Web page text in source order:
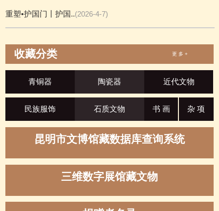
重塑•护国门丨护国..(2026-4-7)
收藏分类 更 多 +
青铜器 陶瓷器 近代文物
民族服饰 石质文物 书 画 杂 项
昆明市文博馆藏数据库查询系统
三维数字展馆藏文物